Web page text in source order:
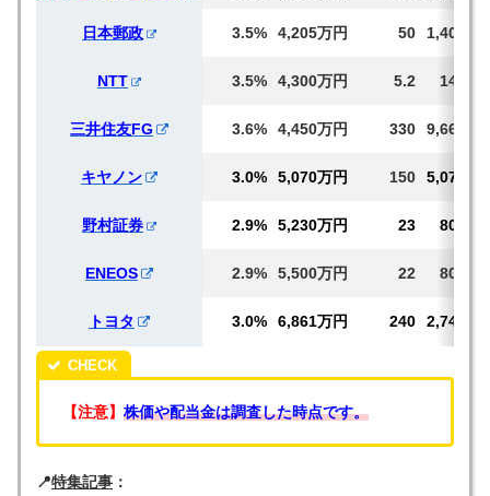
日本郵政 3.5% 4,205万円 50 1,401
NTT 3.5% 4,300万円 5.2 149
三井住友FG 3.6% 4,450万円 330 9,664
キヤノン 3.0% 5,070万円 150 5,070
野村証券 2.9% 5,230万円 23 801
ENEOS 2.9% 5,500万円 22 802
トヨタ 3.0% 6,861万円 240 2,745
【注意】 株価や配当金は調査した時点です。
📍特集記事 ：